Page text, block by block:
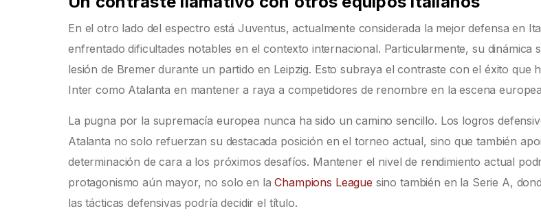
En el otro lado del espectro está Juventus, actualmente considerada la mejor defensa en
enfrentado dificultades notables en el contexto internacional. Particularmente, su dinámica
lesión de Bremer durante un partido en Leipzig. Esto subraya el contraste con el éxito que
Inter como Atalanta en mantener a raya a competidores de renombre en la escena
La pugna por la supremacía europea nunca ha sido un camino sencillo. Los logros
Atalanta no solo refuerzan su destacada posición en el torneo actual, sino que también
determinación de cara a los próximos desafíos. Mantener el nivel de rendimiento actual
protagonismo aún mayor, no solo en laChampions League sino también en la Serie A,
las tácticas defensivas podría decidir el título.